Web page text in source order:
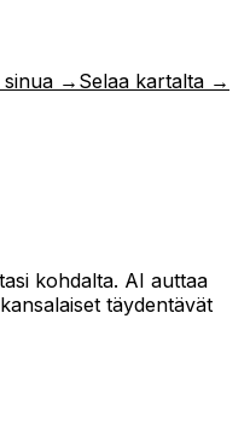
sinua →Selaa kartalta →
kohdalta. AI auttaa
täydentävät